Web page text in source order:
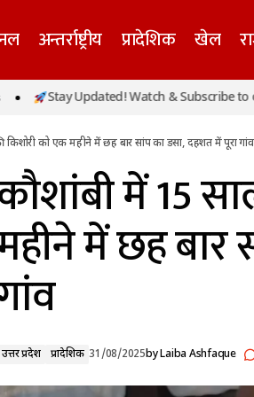
अन्तर्राष्ट्रीय प्रादेशिक खेल
में घिरे, अंजलि राघव
सिंह ने लगाए मानसिक
उत्तर प्रदेश
Updated! Watch & Subscribe to our
किशोरी को एक महीने में छह बार सांप का डसा, दहशत में पूरा गांव
में 15
में छह बार
उत्तर प्रदेश प्रादेशिक 31/08/2025byLaiba Ashfaque